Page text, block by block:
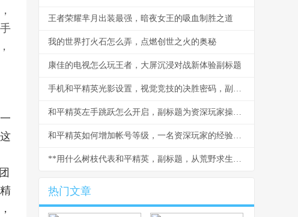
王者荣耀芈月出装最强，暗夜女王的吸血制胜之道
我的世界打火石怎么弄，点燃创世之火的奥秘
康佳的电视怎么玩王者，大屏沉浸对战新体验副标题
手机和平精英光影设置，视觉竞技的决胜密码，副标题，探寻极致画质与实战平衡的艺术
和平精英左手跳跃怎么开启，副标题为资深玩家操作优化指南
和平精英如何增加帐号等级，一名资深玩家的经验之谈
**用什么树枝代表和平精英，副标题，从荒野求生到战术艺术的象征**
热门文章